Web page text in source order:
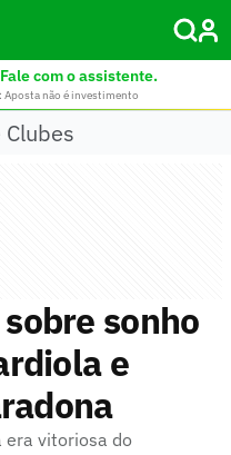
Fale com o assistente.
Aposta não é investimento
sonho
e
era vitoriosa do